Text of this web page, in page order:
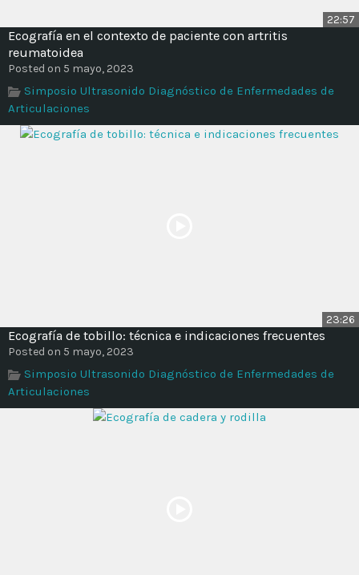
22:57
Ecografía en el contexto de paciente con artritis
reumatoidea
Posted on 5 mayo, 2023
Simposio Ultrasonido Diagnóstico de Enfermedades de
Articulaciones
23:26
Ecografía de tobillo: técnica e indicaciones frecuentes
Posted on 5 mayo, 2023
Simposio Ultrasonido Diagnóstico de Enfermedades de
Articulaciones